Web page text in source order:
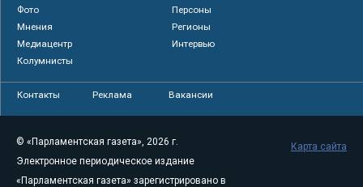
Фото
Персоны
Мнения
Регионы
Медиацентр
Интервью
Колумнисты
Контакты Реклама Вакансии
© «Парламентская газета», 2026 г.
Электронное периодическое издание
«Парламентская газета» зарегистрировано в
Карта сайта